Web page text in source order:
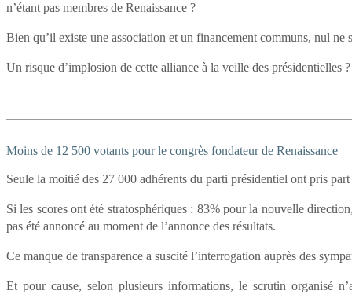
n’étant pas membres de Renaissance ?
Bien qu’il existe une association et un financement communs, nul
Un risque d’implosion de cette alliance à la veille des présidentielles
Moins de 12 500 votants pour le congrès fondateur de Renaissance
Seule la moitié des 27 000 adhérents du parti présidentiel ont pris
Si les scores ont été stratosphériques : 83% pour la nouvelle
pas été annoncé au moment de l’annonce des résultats.
Ce manque de transparence a suscité l’interrogation auprès des
Et pour cause, selon plusieurs informations, le scrutin organisé